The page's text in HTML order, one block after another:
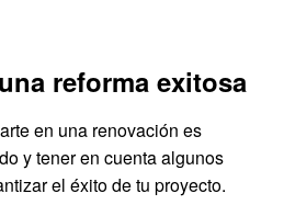
reforma exitosa
en una renovación es
y tener en cuenta algunos
el éxito de tu proyecto.